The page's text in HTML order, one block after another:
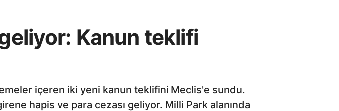
Kanun teklifi
içeren iki yeni kanun teklifini Meclis'e sundu.
hapis ve para cezası geliyor. Milli Park alanında